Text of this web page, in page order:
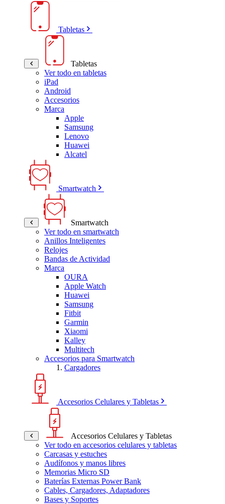
Tabletas
Tabletas
Ver todo en tabletas
iPad
Android
Accesorios
Marca
Apple
Samsung
Lenovo
Huawei
Alcatel
Smartwatch
Smartwatch
Ver todo en smartwatch
Anillos Inteligentes
Relojes
Bandas de Actividad
Marca
OURA
Apple Watch
Huawei
Samsung
Fitbit
Garmin
Xiaomi
Kalley
Multitech
Accesorios para Smartwatch
Cargadores
Accesorios Celulares y Tabletas
Accesorios Celulares y Tabletas
Ver todo en accesorios celulares y tabletas
Carcasas y estuches
Audífonos y manos libres
Memorias Micro SD
Baterías Externas Power Bank
Cables, Cargadores, Adaptadores
Bases y Soportes